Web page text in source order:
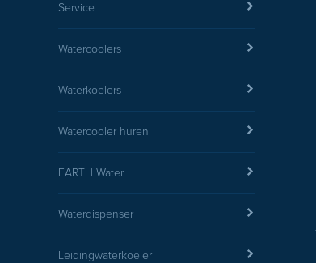
Service
Watercoolers
Waterkoelers
Watercooler huren
EARTH Water
Waterdispenser
Leidingwaterkoeler